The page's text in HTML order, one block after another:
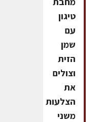
טיגון
עם
שמן
הזית
וצולים
את
הצלעות
משני